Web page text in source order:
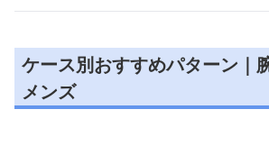
ケース別おすすめパターン｜
メンズ